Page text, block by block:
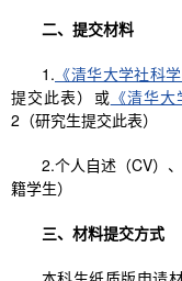
二、提交材料
1. 《清华大学社科
提交此表）或 《清华
2（研究生提交此表）
2.个人自述（CV）
籍学生）
三、材料提交方式